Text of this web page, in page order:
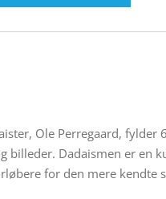
Ole Perregaard,
billeder. Dadaismen er en
for den mere kendte